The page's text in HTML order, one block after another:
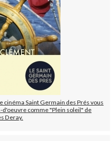
cinéma Saint Germain des Prés vous
d'oeuvre comme "Plein soleil" de
Deray.